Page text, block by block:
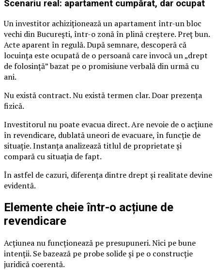
Scenariu real: apartament cumpărat, dar ocupat
Un investitor achiziționează un apartament într-un bloc
vechi din București, într-o zonă în plină creștere. Preț bun.
Acte aparent în regulă. După semnare, descoperă că
locuința este ocupată de o persoană care invocă un „drept
de folosință” bazat pe o promisiune verbală din urmă cu
ani.
Nu există contract. Nu există termen clar. Doar prezența
fizică.
Investitorul nu poate evacua direct. Are nevoie de o acțiune
în revendicare, dublată uneori de evacuare, în funcție de
situație. Instanța analizează titlul de proprietate și
compară cu situația de fapt.
În astfel de cazuri, diferența dintre drept și realitate devine
evidentă.
Elemente cheie într-o acțiune de
revendicare
Acțiunea nu funcționează pe presupuneri. Nici pe bune
intenții. Se bazează pe probe solide și pe o construcție
juridică coerentă.